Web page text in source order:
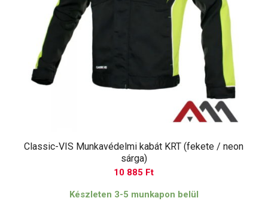
Classic-VIS Munkavédelmi kabát KRT (fekete / neon
sárga)
10 885 Ft
Készleten 3-5 munkapon belül